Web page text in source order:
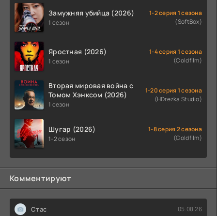
Замужняя убийца (2026)
1 сезон
1-2 серия 1 сезона
(SoftBox)
Яростная (2026)
1 сезон
1-4 серия 1 сезона
(Coldfilm)
Вторая мировая война с
Томом Хэнксом (2026)
1 сезон
1-20 серия 1 сезона
(HDrezka Studio)
Шугар (2026)
1-2 сезон
1-8 серия 2 сезона
(Coldfilm)
Комментируют
Стас 05.08.26